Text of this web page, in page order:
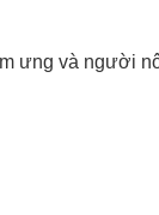
ưng và người